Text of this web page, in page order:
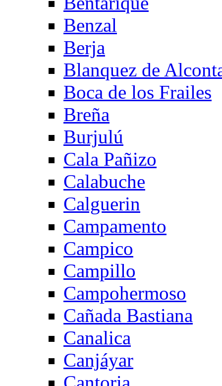
Benzal
Berja
Blanquez de
Boca de los Frailes
Breña
Burjulú
Cala Pañizo
Calabuche
Calguerin
Campamento
Campico
Campillo
Campohermoso
Cañada Bastiana
Canalica
Canjáyar